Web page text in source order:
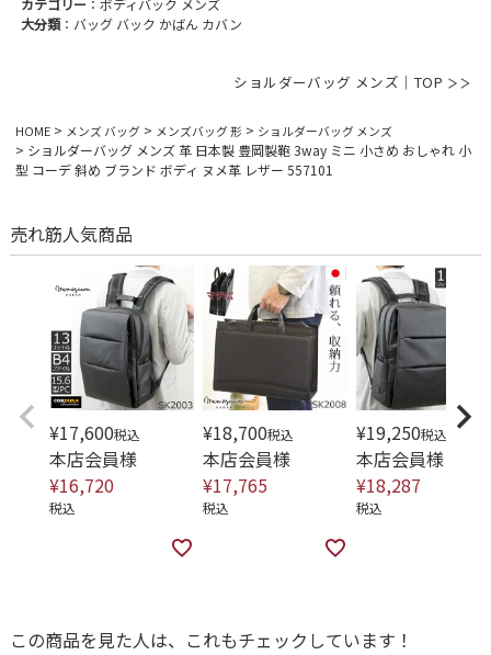
大分類：バッグ バック かばん カバン
ショルダーバッグ メンズ｜TOP
HOME メンズ バッグ メンズバッグ 形 ショルダーバッグ メンズ
ショルダーバッグ メンズ 革 日本製 豊岡製鞄 3way ミニ 小さめ おしゃれ 小
型 コーデ 斜め ブランド ボディ ヌメ革 レザー 557101
売れ筋人気商品
¥17,600税込
本店会員様
¥16,720
税込
¥18,700税込
本店会員様
¥17,765
税込
¥19,250税込
本店会員様
¥18,287
税込
この商品を見た人は、これもチェックしています！